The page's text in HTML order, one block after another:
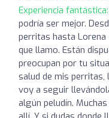
Experiencia fantástica:
podría ser mejor.
perritas hasta Lorena
que llamo. Están
preocupan por tu
salud de mis perritas,
voy a seguir
algún peludín.